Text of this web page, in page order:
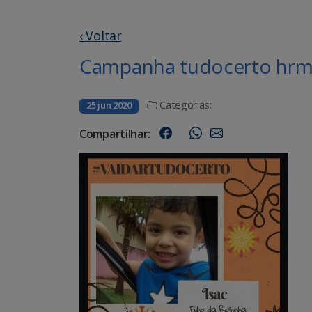
‹ Voltar
Campanha tudocerto
25 jun 2020 Categorias:
Compartilhar: